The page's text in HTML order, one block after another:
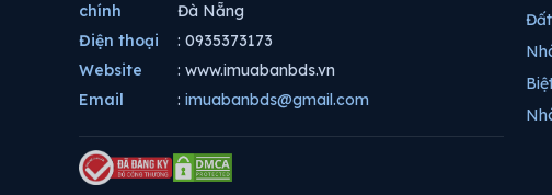
chính
Đà Nẵng
Điện thoại
: 0935373173
Website
: www.imuabanbds.vn
Email
: imuabanbds@gmail.com